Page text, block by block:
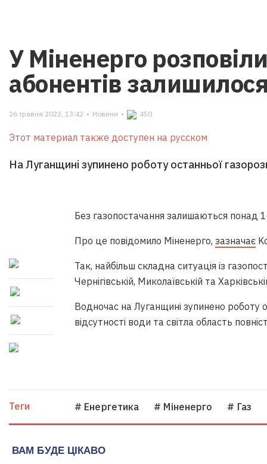
У Міненерго
абонентів
26 травня 2022, 13:42 • Новини • 450
Этот материал также доступен на русском
На Луганщині зупинено роботу останньої
Без газопостачання залишаються понад
Про це повідомило Міненерго, зазначає
Так, найбільш складна ситуація із
Чернігівській, Миколаївській та
Водночас на Луганщині зупинено роботу
відсутності води та світла область
Теги # Енергетика # Міненерго # Газ